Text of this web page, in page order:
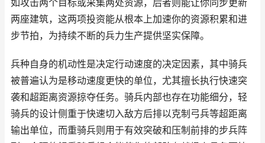
如攻击两个目标或采集两处资源，后者则能让你同步更新
两座建筑，这两项投资能从根本上加速你的资源积累和进
步节拍，为持续不断的兵力生产提供坚实保障。
兵种自身的机动性是决定行动速度的决定因素，其中骑兵
被普遍认为是移动速度更快的单位，尤其擅长执行快速突
袭和超距离资源掠夺任务。骑兵内部也存在功能细分，轻
骑兵的设计侧重于快速切入敌方后排以克制弓兵等超距离
输出单位，而重骑兵则用于有效突破和压制前排的步兵阵